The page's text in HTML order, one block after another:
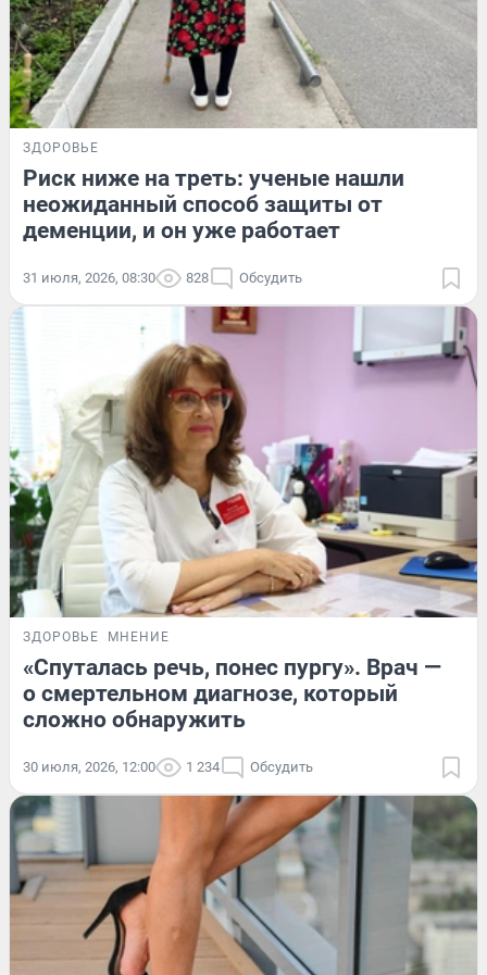
ЗДОРОВЬЕ
Риск ниже на треть: ученые нашли
неожиданный способ защиты от
деменции, и он уже работает
31 июля, 2026, 08:30 828 Обсудить
ЗДОРОВЬЕ МНЕНИЕ
«Спуталась речь, понес пургу». Врач —
о смертельном диагнозе, который
сложно обнаружить
30 июля, 2026, 12:00 1 234 Обсудить